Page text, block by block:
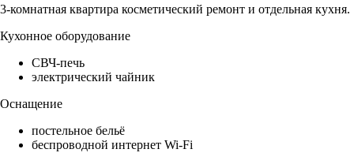
3-комнатная квартира косметический ремонт и отдельная кухня.
Кухонное оборудование
СВЧ-печь
электрический чайник
Оснащение
постельное бельё
беспроводной интернет Wi-Fi